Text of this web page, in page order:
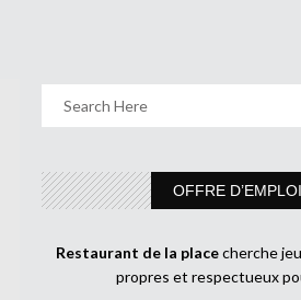
OFFRE D’EMPLOI
Restaurant de la placecherche
propres et respectueux